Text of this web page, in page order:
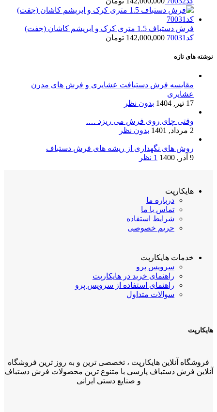
فرش دستباف 1.5 متری کرک و ابریشم کاشان (جفت)
کد70031
142,000,000 تومان
نوشته های تازه
مقایسه فرش دستبافت عشایری و فرش های مدرن
عشایری
17 تیر, 1404
بدون نظر
وقتی چای روی فرش می ریزد ….
2 مرداد, 1401
بدون نظر
روش های نگهداری از ریشه های فرش دستباف
9 آذر, 1400
1 نظر
هایکارپت
درباره ما
تماس با ما
شرایط استفاده
حریم خصوصی
خدمات هایکارپت
سرویس پرو
راهنمای خرید در هایکارپت
راهنمای استفاده از سرویس پرو
سوالات متداول
هایکارپت
فروشگاه آنلاین هایکارپت ، تخصصی ترین و به روز ترین فروشگاه
آنلاین فرش دستباف پارسی با متنوع ترین محصولات فرش دستباف
و صنایع دستی ایرانی